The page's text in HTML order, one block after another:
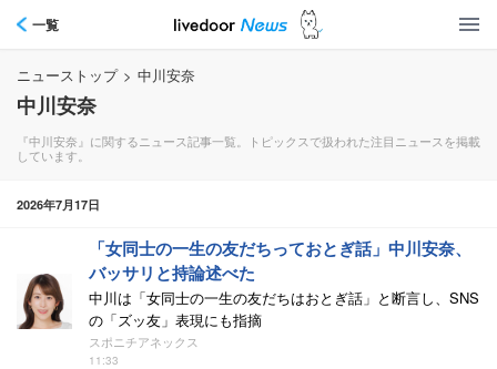
一覧
ニューストップ > 中川安奈
中川安奈
『中川安奈』に関するニュース記事一覧。トピックスで扱われた注目ニュースを掲載
しています。
2026年7月17日
「女同士の一生の友だちっておとぎ話」中川安奈、
バッサリと持論述べた
中川は「女同士の一生の友だちはおとぎ話」と断言し、SNS
の「ズッ友」表現にも指摘
スポニチアネックス
11:33